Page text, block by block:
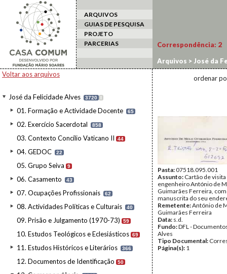
ARQUIVOS
GUIAS DE PESQUISA
PROJETO
PARCERIAS
Voltar aos arquivos
José da Felicidade Alves 3720 I
01. Formação e Actividade Docente 65
02. Exercício Sacerdotal 858
03. Contexto Concílio Vaticano II 44
04. GEDOC 22
05. Grupo Seiva 9
06. Casamento 43
07. Ocupações Profissionais 62
08. Actividades Políticas e Culturais 40
09. Prisão e Julgamento (1970-73) 59
10. Estudos Teológicos e Eclesiásticos 69
11. Estudos Históricos e Literários 366
12. Documentos de Identificação 50
Correspondência: 2
Arquivos > José da
ordenar
Pasta:07518.095.001
Assunto: Cartão de
engenheiro António de
Guimarães Ferreira,
manuscrita do seu
Remetente:António de
Guimarães Ferreira
Data: s.d.
Fundo:DFL -
Alves
Tipo Documental:
Página(s): 1